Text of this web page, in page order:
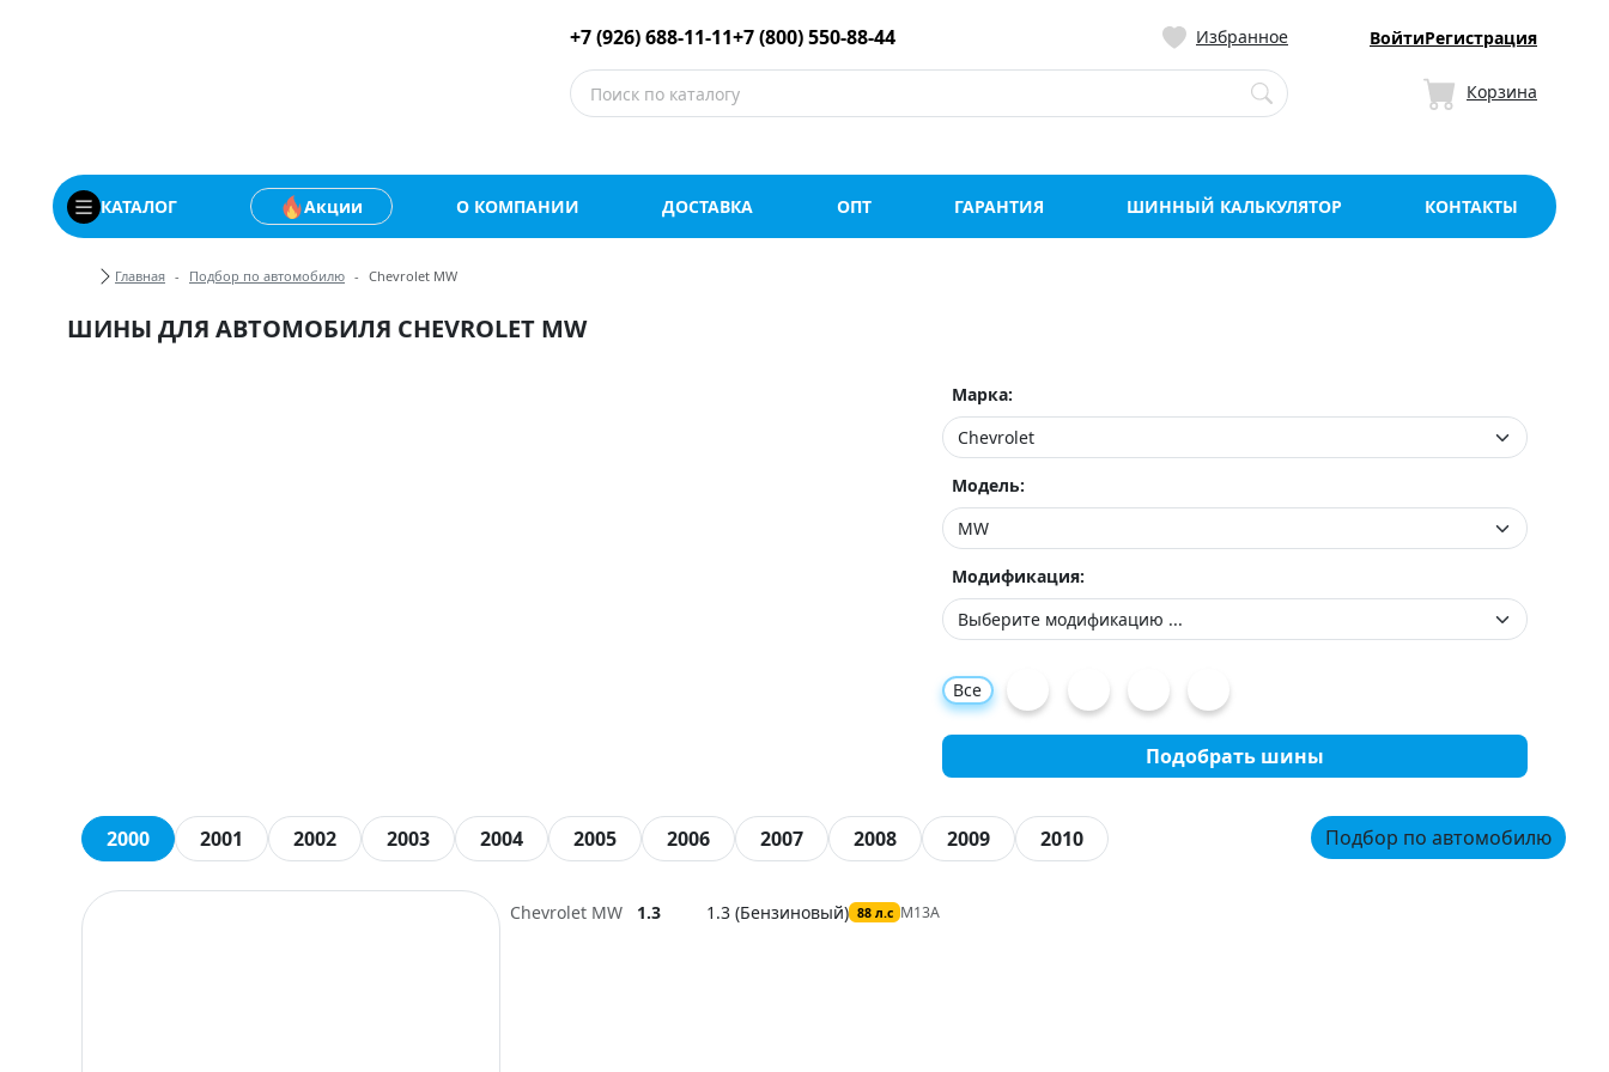
Купить автомобильные шины оптом и в розницу со склада в
+7 (926) 688-11-11+7 (800) 550-88-44 Избранное ВойтиРегистрация
Корзина
КАТАЛОГ Акции О КОМПАНИИ ДОСТАВКА ОПТ ГАРАНТИЯ ШИННЫЙ КАЛЬКУЛЯТОР КОНТАКТЫ
Хлебные крошки
Главная Подбор по автомобилю Chevrolet MW
ШИНЫ ДЛЯ АВТОМОБИЛЯ CHEVROLET MW
Марка:
Модель:
Модификация:
Все
Подобрать шины
2000 2001 2002 2003 2004 2005 2006 2007 2008 2009 2010 Подбор по автомобилю
Chevrolet MW 1.3 1.3 (Бензиновый) 88 л.с M13A